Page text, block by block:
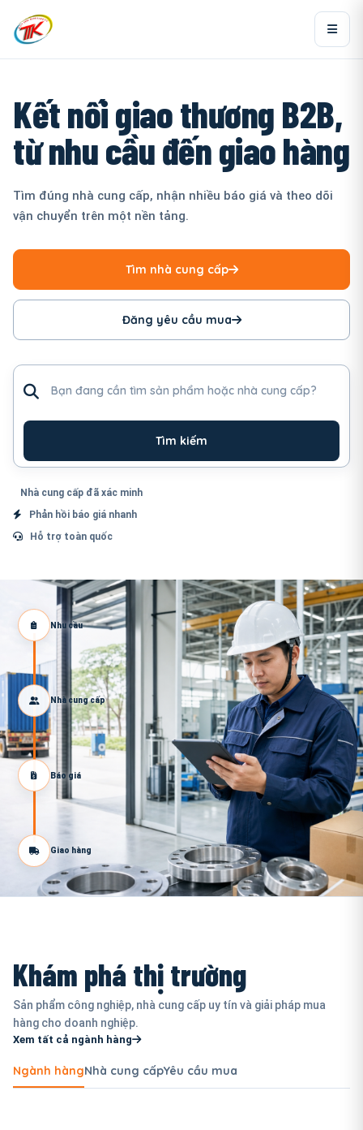
Kết nối giao thương B2B,
từ nhu cầu đến giao hàng
Tìm đúng nhà cung cấp, nhận nhiều báo giá và theo dõi
vận chuyển trên một nền tảng.
Tìm nhà cung cấp
Đăng yêu cầu mua
Tìm kiếm
Nhà cung cấp đã xác minh
Phản hồi báo giá nhanh
Hỗ trợ toàn quốc
Nhu cầu
Nhà cung cấp
Báo giá
Giao hàng
Khám phá thị trường
Sản phẩm công nghiệp, nhà cung cấp uy tín và giải pháp mua
hàng cho doanh nghiệp.
Xem tất cả ngành hàng
Ngành hàngNhà cung cấpYêu cầu mua